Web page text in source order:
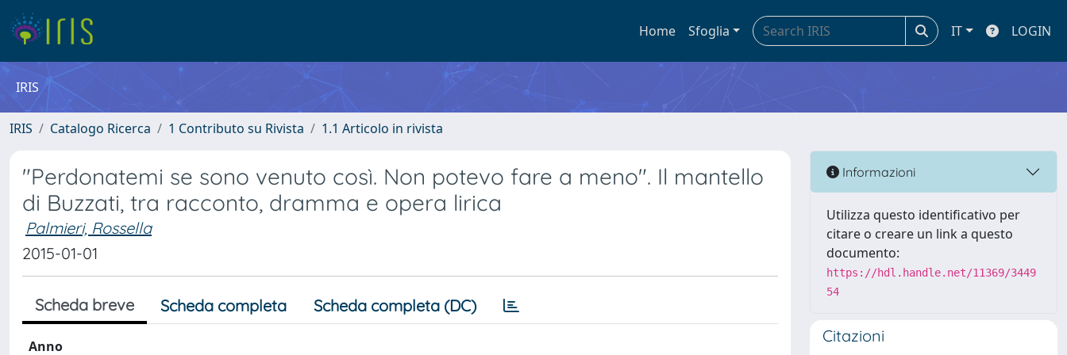
Home Sfoglia IT LOGIN
IRIS
IRIS Catalogo Ricerca 1 Contributo su Rivista 1.1 Articolo in rivista
"Perdonatemi se sono venuto così. Non potevo fare a meno". Il mantello
di Buzzati, tra racconto, dramma e opera lirica
Palmieri, Rossella
2015-01-01
Scheda breve Scheda completa Scheda completa (DC)
Anno
Informazioni
Utilizza questo identificativo per
citare o creare un link a questo
documento:
https://hdl.handle.net/11369/3449
54
Citazioni